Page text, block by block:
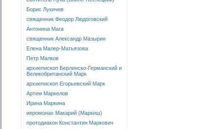
Борис Лукичев
священник Феодор Людоговский
Антонина Мага
священник Александр Мазырин
Елена Малер-Матьязова
Петр Малков
архиепископ Берлинско-Германский и
Великобританский Марк
архиепископ Егорьевский Марк
Артем Маркелов
Ирина Маркина
иеромонах Макарий (Маркиш)
протодиакон Константин Маркович